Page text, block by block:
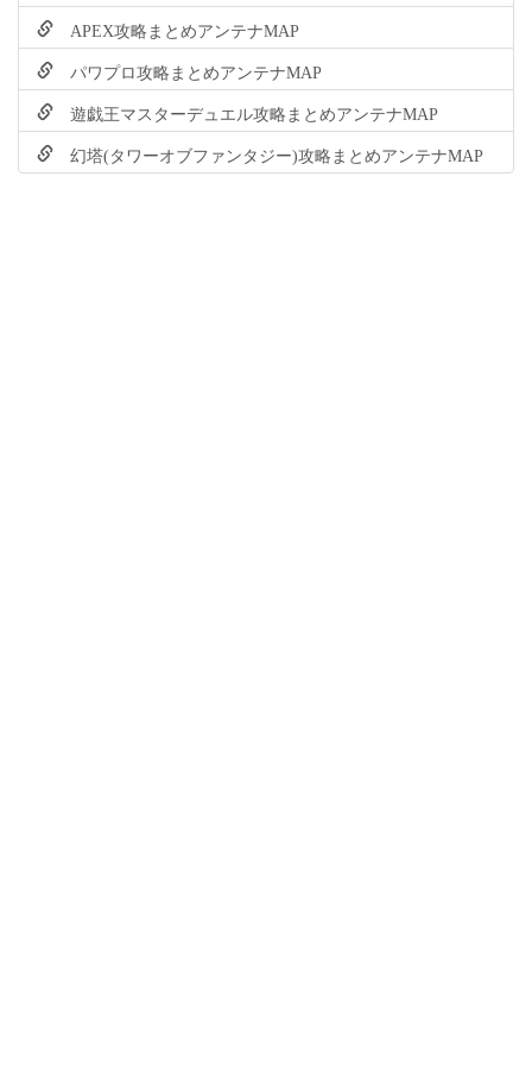
APEX攻略まとめアンテナMAP
パワプロ攻略まとめアンテナMAP
遊戯王マスターデュエル攻略まとめアンテナMAP
幻塔(タワーオブファンタジー)攻略まとめアンテナMAP